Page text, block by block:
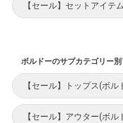
【セール】セットアイテ
ボルドーのサブカテゴリー
【セール】トップス(ボ
【セール】アウター(ボ